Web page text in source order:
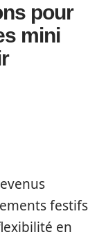
pour
mini
festifs
en